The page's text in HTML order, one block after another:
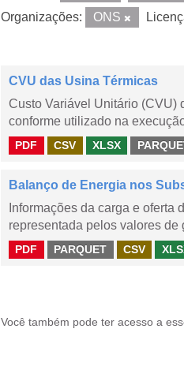
Organizações:
ONS
CVU das Usina Térmicas
Custo Variável Unitário (CVU)
conforme utilizado na
PDF CSV XLSX
Balanço de Energia nos
Informações da carga e
representada pelos valores
PDF PARQUET CSV
Você também pode ter acesso a